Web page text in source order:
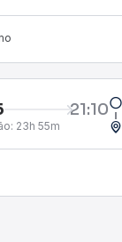
21:10
23h 55m